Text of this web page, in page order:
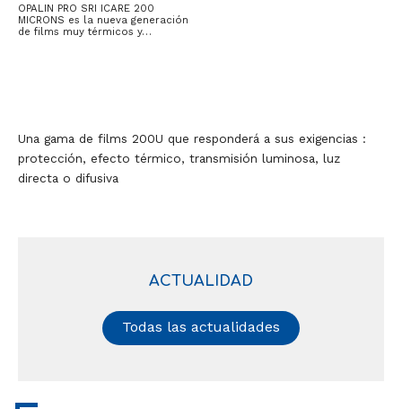
OPALIN PRO SRI ICARE 200
MICRONS es la nueva generación
de films muy térmicos y…
Una gama de films 200U que responderá a sus exigencias :
protección, efecto térmico, transmisión luminosa, luz
directa o difusiva
ACTUALIDAD
Todas las actualidades